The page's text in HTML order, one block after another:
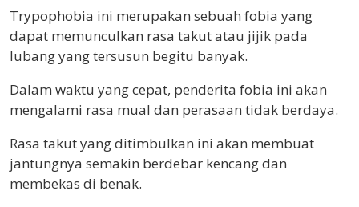
Trypophobia ini merupakan sebuah fobia yang
dapat memunculkan rasa takut atau jijik pada
lubang yang tersusun begitu banyak.
Dalam waktu yang cepat, penderita fobia ini akan
mengalami rasa mual dan perasaan tidak berdaya.
Rasa takut yang ditimbulkan ini akan membuat
jantungnya semakin berdebar kencang dan
membekas di benak.